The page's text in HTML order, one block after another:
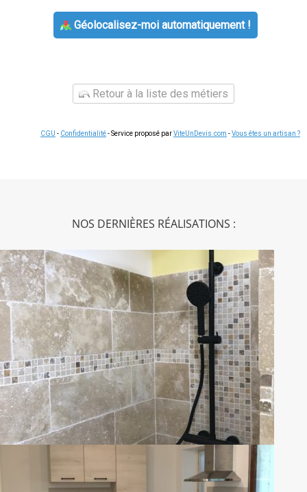
Géolocalisez-moi automatiquement !
Retour à la liste des métiers
CGU - Confidentialité- Service proposé parViteUnDevis.com -Vous êtes un artisan ?
NOS DERNIÈRES RÉALISATIONS :